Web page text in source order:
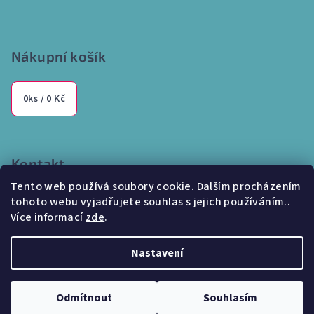
Tento web používá soubory cookie. Dalším procházením
tohoto webu vyjadřujete souhlas s jejich používáním..
Více informacízde.
Nastavení
Odmítnout Souhlasím
Nákupní košík
0ks / 0 Kč
Kontakt
info @internetparfem.cz
603 100 829
Internetparfem.cz